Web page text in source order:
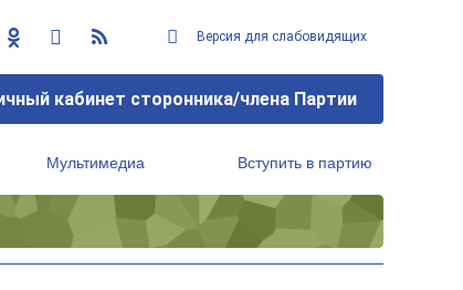
Версия для слабовидящих
кабинет сторонника/члена Партии
Мультимедиа Вступить в партию